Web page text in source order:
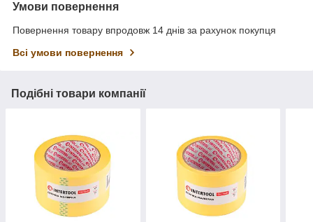
Умови повернення
Повернення товару впродовж 14 днів за рахунок покупця
Всі умови повернення
Подібні товари компанії